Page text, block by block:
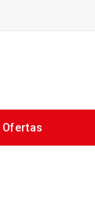
Ofertas